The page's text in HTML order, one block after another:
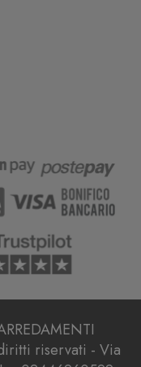
riservati - Via